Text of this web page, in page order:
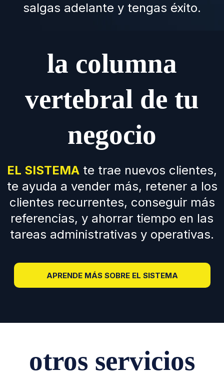
salgas adelante y tengas éxito.
la columna
vertebral de tu
negocio
EL SISTEMA te trae nuevos clientes,
te ayuda a vender más, retener a los
clientes recurrentes, conseguir más
referencias, y ahorrar tiempo en las
tareas administrativas y operativas.
APRENDE MÁS SOBRE EL SISTEMA
otros servicios